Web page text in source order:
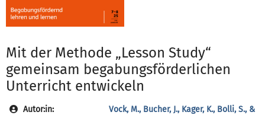
Mit der Methode „Lesson Study“
gemeinsam begabungsförderlichen
Unterricht entwickeln
Autor:in:
Vock, M., Bucher, J., Kager, K., Bolli, S., &